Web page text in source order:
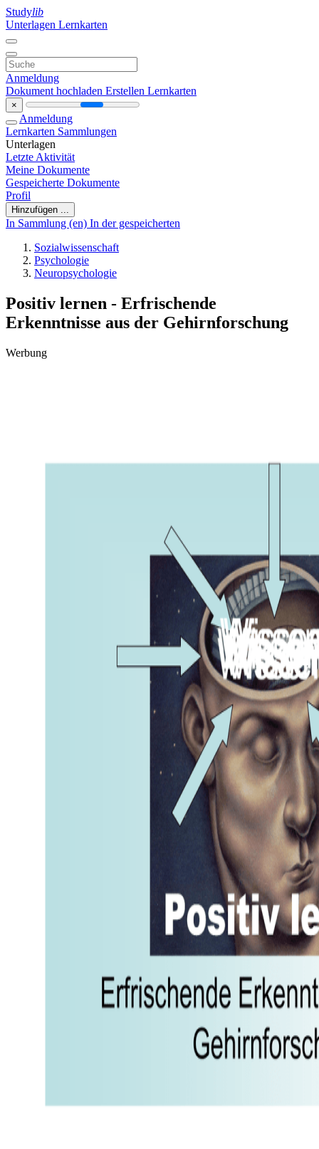
Studylib
Unterlagen Lernkarten
Anmeldung
Dokument hochladen Erstellen Lernkarten
×
Anmeldung
Lernkarten Sammlungen
Unterlagen
Letzte Aktivität
Meine Dokumente
Gespeicherte Dokumente
Profil
Hinzufügen ...
In Sammlung (en) In der gespeicherten
Sozialwissenschaft
Psychologie
Neuropsychologie
Positiv lernen - Erfrischende
Erkenntnisse aus der Gehirnforschung
Werbung